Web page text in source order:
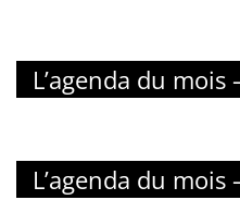
L’agenda du
L’agenda du mois